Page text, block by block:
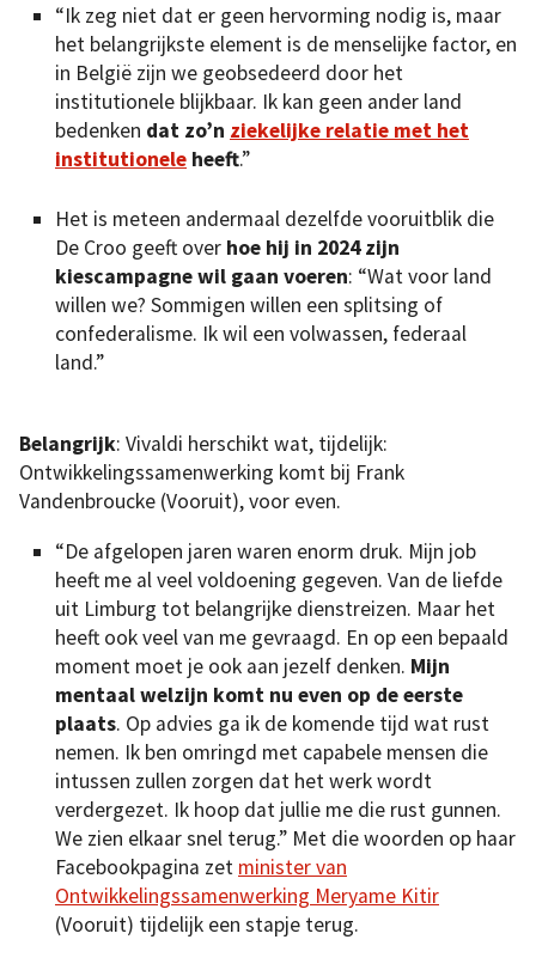
“Ik zeg niet dat er geen hervorming nodig is, maar
het belangrijkste element is de menselijke factor, en
in België zijn we geobsedeerd door het
institutionele blijkbaar. Ik kan geen ander land
bedenken dat zo’n ziekelijke relatie met het
institutionele heeft.”
Het is meteen andermaal dezelfde vooruitblik die
De Croo geeft over hoe hij in 2024 zijn
kiescampagne wil gaan voeren: “Wat voor land
willen we? Sommigen willen een splitsing of
confederalisme. Ik wil een volwassen, federaal
land.”
Belangrijk: Vivaldi herschikt wat, tijdelijk:
Ontwikkelingssamenwerking komt bij Frank
Vandenbroucke (Vooruit), voor even.
“De afgelopen jaren waren enorm druk. Mijn job
heeft me al veel voldoening gegeven. Van de liefde
uit Limburg tot belangrijke dienstreizen. Maar het
heeft ook veel van me gevraagd. En op een bepaald
moment moet je ook aan jezelf denken. Mijn
mentaal welzijn komt nu even op de eerste
plaats. Op advies ga ik de komende tijd wat rust
nemen. Ik ben omringd met capabele mensen die
intussen zullen zorgen dat het werk wordt
verdergezet. Ik hoop dat jullie me die rust gunnen.
We zien elkaar snel terug.” Met die woorden op haar
Facebookpagina zet minister van
Ontwikkelingssamenwerking Meryame Kitir
(Vooruit) tijdelijk een stapje terug.